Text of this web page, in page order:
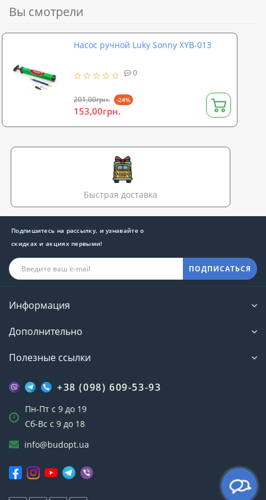
Вы смотрели
Насос ручной Luky Sonny XYB-013
0
201,00грн. -24%
153,00грн.
Быстрая доставка
Подпишитесь на рассылку, и узнавайте о
скидках и акциях первыми!
ПОДПИСАТЬСЯ
Информация
Дополнительно
Полезные ссылки
+38 (098) 609-53-93
Пн-Пт с 9 до 19
Сб-Вс с 9 до 18
info@budopt.ua